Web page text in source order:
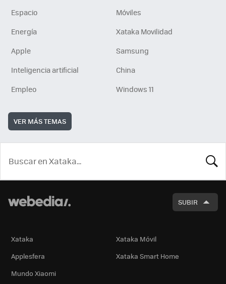
Espacio
Móviles
Energía
Xataka Movilidad
Apple
Samsung
Inteligencia artificial
China
Empleo
Windows 11
VER MÁS TEMAS
SUBIR
Xataka
Xataka Móvil
Applesfera
Xataka Smart Home
Mundo Xiaomi